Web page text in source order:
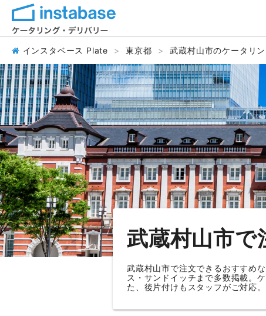
インスタベース Plate 東京都 武蔵村山市のケータリ
武蔵村山市で
武蔵村山市で注文できるおすすめ
ス・サンドイッチまで多数掲載。
た、後片付けもスタッフがご対応